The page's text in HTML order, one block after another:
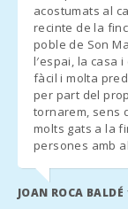
Пляж Порто-
Ново (км):
Пляж Кала
Мурада (км):
Пляж S´Arenal
Порто Колом
(км):
Пляж Кала
Брафi (км):
- Заїзд після 23.00
- Якщо можливий
вартість
до 17:00.
З 1 ЛИПНЯ 2016
ОСТРОВИ ВВЕЛИ
acostumats al
recinte de la
poble de Son
l′espai, la casa
fàcil i molta
per part del
tornarem, sens
molts gats a la
persones amb
JOAN ROCA BALDÉ